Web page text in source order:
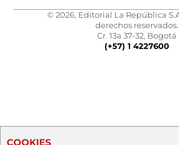
© 2026, Editorial La República
derechos reservados.
Cr. 13a 37-32, Bogotá
(+57) 1 4227600
COOKIES